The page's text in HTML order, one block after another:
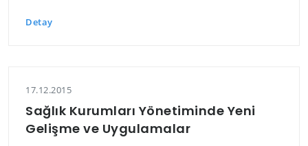
Detay
17.12.2015
Sağlık Kurumları Yönetiminde Yeni
Gelişme ve Uygulamalar